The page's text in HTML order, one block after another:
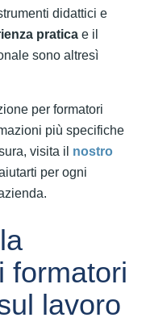
didattici e
pratica e il
sono altresì
per formatori
più specifiche
visita il nostro
per ogni
formatori
lavoro